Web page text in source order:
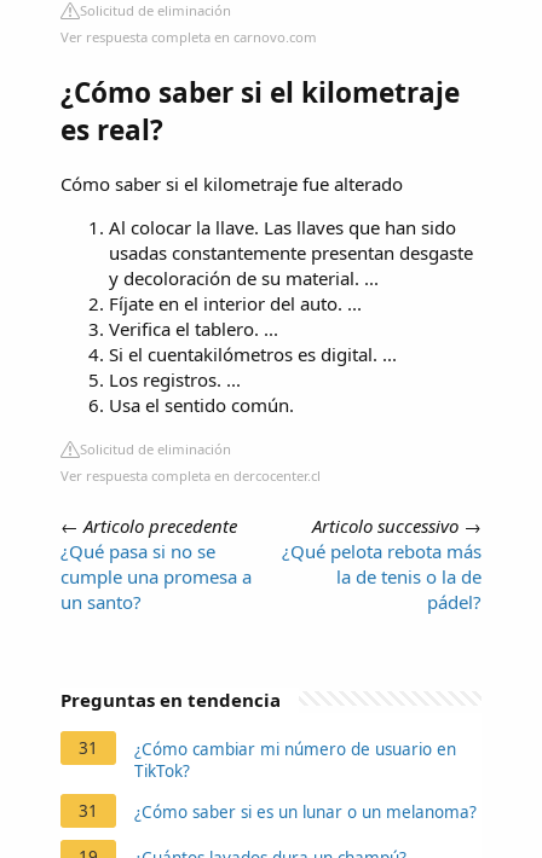
Solicitud de eliminación
Ver respuesta completa en carnovo.com
¿Cómo saber si el kilometraje
es real?
Cómo saber si el kilometraje fue alterado
Al colocar la llave. Las llaves que han sido
usadas constantemente presentan desgaste
y decoloración de su material. ...
Fíjate en el interior del auto. ...
Verifica el tablero. ...
Si el cuentakilómetros es digital. ...
Los registros. ...
Usa el sentido común.
Solicitud de eliminación
Ver respuesta completa en dercocenter.cl
← Articolo precedente
¿Qué pasa si no se
cumple una promesa a
un santo?
Articolo successivo →
¿Qué pelota rebota más
la de tenis o la de
pádel?
Preguntas en tendencia
31
¿Cómo cambiar mi número de usuario en
TikTok?
31
¿Cómo saber si es un lunar o un melanoma?